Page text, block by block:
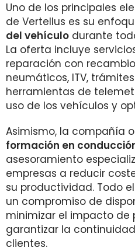
Uno de los principales
de Vertellus es su
del vehículo durante
La oferta incluye
reparación con
neumáticos, ITV,
herramientas de
uso de los vehículos y
Asimismo, la compañía
formación en
asesoramiento
empresas a reducir
su productividad. Todo
un compromiso de
minimizar el impacto de
garantizar la
clientes.